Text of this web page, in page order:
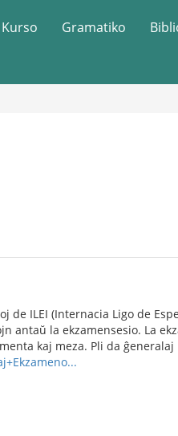
Kurso Gramatiko
de ILEI (Internacia Ligo de
antaŭ la ekzamensesio. La
kaj meza. Pli da